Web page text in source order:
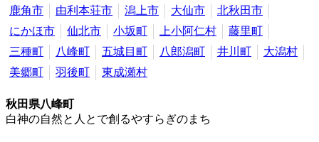
鹿角市
由利本荘市 潟上市 大仙市
北秋田市
にかほ市
仙北市 小坂町 上小阿仁村
藤里町
三種町
八峰町 五城目町 八郎潟町 井川町
大潟村
美郷町
羽後町 東成瀬村
秋田県八峰町
白神の自然と人とで創るやすらぎのまち